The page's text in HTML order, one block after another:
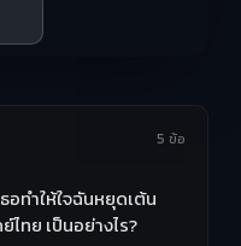
5 ข้อ
อทำให้ใจฉันหยุดเต้น
ไทย เป็นอย่างไร?